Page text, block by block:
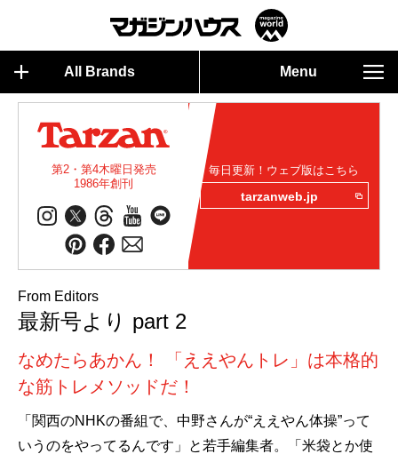
All Brands Menu
第2・第4木曜日発売
1986年創刊
毎日更新！ウェブ版はこちら
tarzanweb.jp
From Editors
最新号より part 2
なめたらあかん！ 「ええやんトレ」は本格的
な筋トレメソッドだ！
「関西のNHKの番組で、中野さんが“ええやん体操”って
いうのをやってるんです」と若手編集者。「米袋とか使